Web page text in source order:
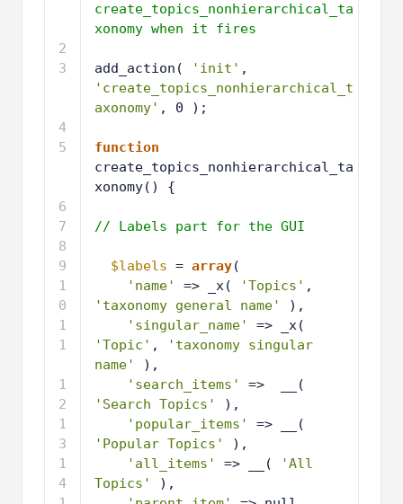
2
3
4
5
6
7
8
9
1
0
1
1
1
2
1
3
1
4
create_topics_nonhierarchical_ta
xonomy when it fires
add_action( 'init'
'create_topics_nonhierarchical_t
axonomy' , 0 );
function
create_topics_nonhierarchical_ta
xonomy() {
// Labels part for the GUI
$labels = array(
'name'
=> _x( 'Topics'
'taxonomy general name'
),
'singular_name'
'Topic' ,
'taxonomy singular
name'
),
'search_items'
'Search Topics'
),
'popular_items'
'Popular Topics'
),
'all_items'
=> __(
'All
Topics'
),